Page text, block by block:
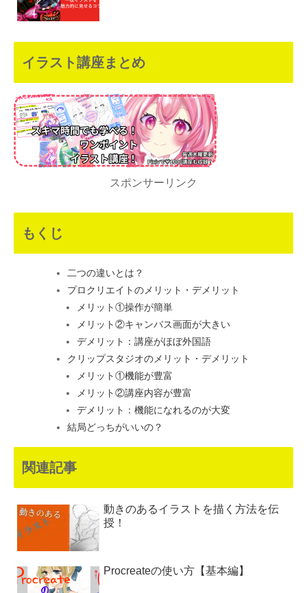
イラスト講座まとめ
スポンサーリンク
もくじ
二つの違いとは？
プロクリエイトのメリット・デメリット
メリット①操作が簡単
メリット②キャンバス画面が大きい
デメリット：講座がほぼ外国語
クリップスタジオのメリット・デメリット
メリット①機能が豊富
メリット②講座内容が豊富
デメリット：機能になれるのが大変
結局どっちがいいの？
関連記事
動きのあるイラストを描く方法を伝
授！
Procreateの使い方【基本編】